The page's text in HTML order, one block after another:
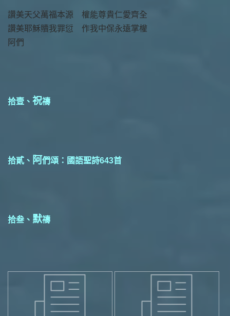
讚美天父萬福本源 權能尊貴仁愛齊全
讚美耶穌贖我罪愆 作我中保永遠掌權
阿們
拾壹、 祝禱
拾貳、 阿 們頌：國語聖詩643首
拾叁、 默禱